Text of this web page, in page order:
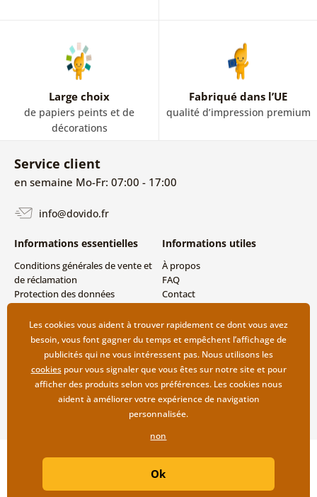
Large choix
de papiers peints et de
décorations
Fabriqué dans l’UE
qualité d’impression premium
Service client
en semaine Mo-Fr: 07:00 - 17:00
info@dovido.fr
Informations essentielles
Conditions générales de vente et
de réclamation
Protection des données
Modes de livraison et de
paiement
Retour des produits
Informations utiles
À propos
FAQ
Contact
Copyright ©2019 © Dovido.fr.
| Boutique en ligne créée par
Les cookies vous aident à trouver rapidement ce dont vous avez
besoin, vous font gagner du temps et empêchent l’affichage de
publicités qui ne vous intéressent pas. Nous utilisons les
cookiespour vous signaler que vous êtes sur notre site et pour
afficher des produits selon vos préférences. Les cookies nous
aident à améliorer votre expérience de navigation
personnalisée.
non
Ok